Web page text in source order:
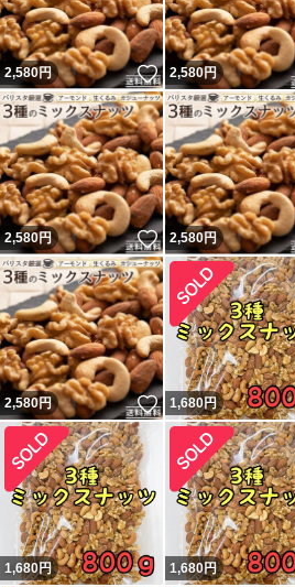
2,580円 いいね！
2,580円
2,580円 いいね！
2,580円
2,580円 いいね！
1,680円
1,680円 1,680円